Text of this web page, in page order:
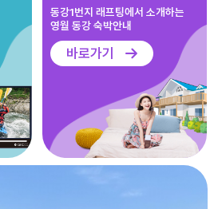
동강1번지 래프팅에서 소개하는
영월 동강 숙박안내
바로가기